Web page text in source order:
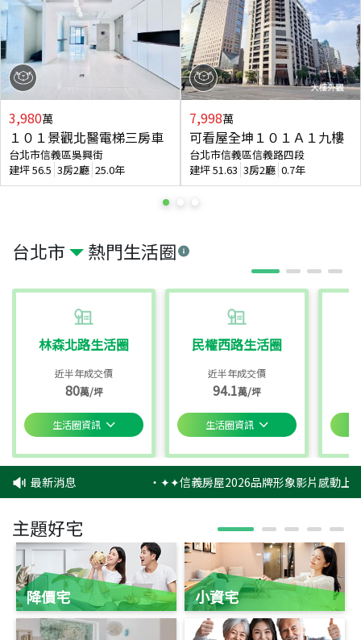
台北市 熱門生活圈
林森北路生活圈
近半年成交價
80萬/坪
生活圈資訊
民權西路生活圈
近半年成交價
94.1萬/坪
生活圈資訊
3,980萬
１０１景觀北醫電梯三房車
台北市信義區吳興街
建坪56.5 3房2廳 25.0年
7,998萬
可看屋全坤１０１Ａ１九樓
台北市信義區信義路四段
建坪51.63 3房2廳 0.7年
最新消息 ‧✦✦信義房屋2026品牌形象影片感動上
主題好宅
降價宅 小資宅